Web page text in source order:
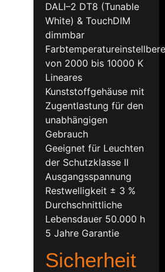
DALI–2 DT8 (Tunable
White) & TouchDIM
dimmbar
von 2000 bis 10000 K
Lineares
Kunststoffgehäuse mit
Zugentlastung für den
unabhängigen
Gebrauch
Geeignet für Leuchten
der Schutzklasse II
Ausgangsspannung
Restwelligkeit ± 3 %
Durchschnittliche
Lebensdauer 50.000 h
5 Jahre Garantie
Sicherheit